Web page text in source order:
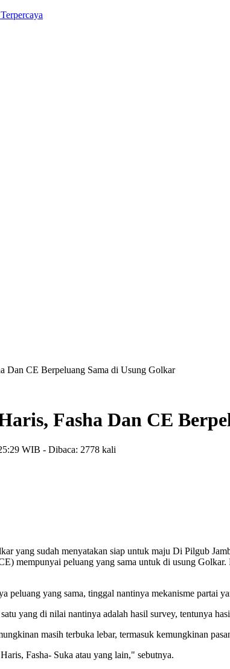
Dan CE Berpeluang Sama di Usung Golkar
Fasha Dan CE
WIB - Dibaca: 2778 kali
yang sudah menyatakan siap untuk maju Di Pilgub
mempunyai peluang yang sama untuk di usung
peluang yang sama, tinggal nantinya mekanisme partai
yang di nilai nantinya adalah hasil survey, tentunya
masih terbuka lebar, termasuk kemungkinan
Fasha- Suka atau yang lain," sebutnya.